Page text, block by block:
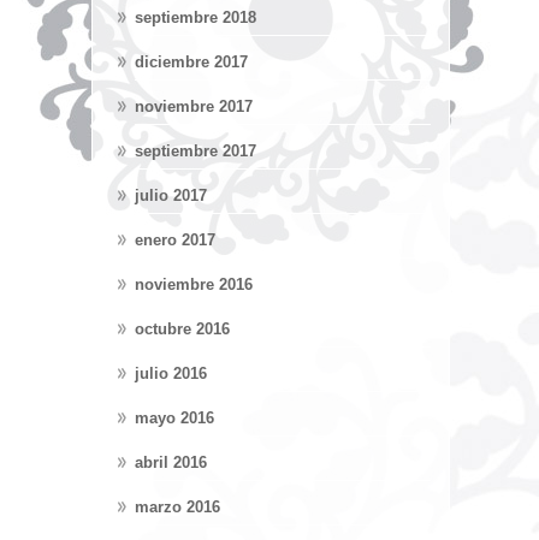
septiembre 2018
diciembre 2017
noviembre 2017
septiembre 2017
julio 2017
enero 2017
noviembre 2016
octubre 2016
julio 2016
mayo 2016
abril 2016
marzo 2016